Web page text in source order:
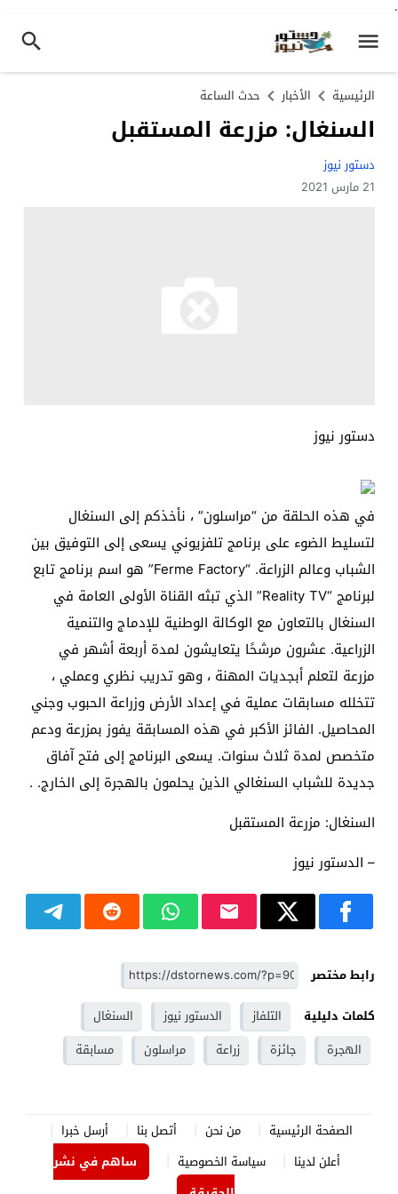
.
الرئيسية الأخبار حدث الساعة
السنغال: مزرعة المستقبل
دستور نيوز
21 مارس 2021
دستور نيوز
في هذه الحلقة من “مراسلون” ، نأخذكم إلى السنغال
لتسليط الضوء على برنامج تلفزيوني يسعى إلى التوفيق بين
الشباب وعالم الزراعة. “Ferme Factory” هو اسم برنامج تابع
لبرنامج “Reality TV” الذي تبثه القناة الأولى العامة في
السنغال بالتعاون مع الوكالة الوطنية للإدماج والتنمية
الزراعية. عشرون مرشحًا يتعايشون لمدة أربعة أشهر في
مزرعة لتعلم أبجديات المهنة ، وهو تدريب نظري وعملي ،
تتخلله مسابقات عملية في إعداد الأرض وزراعة الحبوب وجني
المحاصيل. الفائز الأكبر في هذه المسابقة يفوز بمزرعة ودعم
متخصص لمدة ثلاث سنوات. يسعى البرنامج إلى فتح آفاق
جديدة للشباب السنغالي الذين يحلمون بالهجرة إلى الخارج. .
السنغال: مزرعة المستقبل
– الدستور نيوز
رابط مختصر
كلمات دليلية
التلفاز الدستور نيوز
السنغال
الهجرة
جائزة زراعة مراسلون مسابقة
الصفحة الرئيسية من نحن أتصل بنا
أرسل خبرا
أعلن لدينا
سياسة الخصوصية
ساهم في نشر